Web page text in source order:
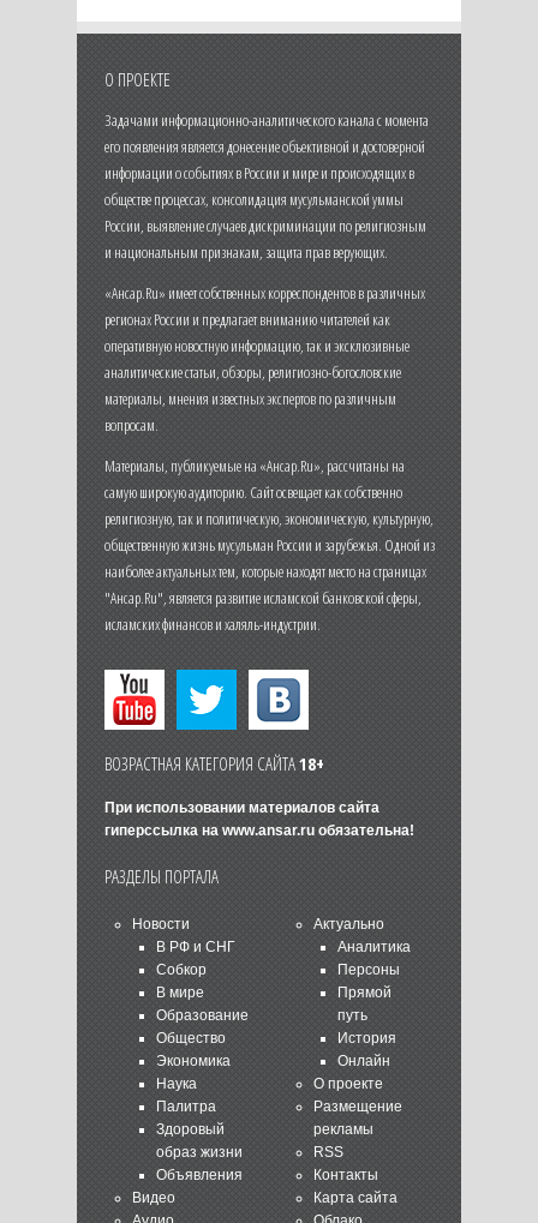
О ПРОЕКТЕ
Задачами информационно-аналитического канала с момента
его появления является донесение объективной и достоверной
информации о событиях в России и мире и происходящих в
обществе процессах, консолидация мусульманской уммы
России, выявление случаев дискриминации по религиозным
и национальным признакам, защита прав верующих.
«Ансар.Ru» имеет собственных корреспондентов в различных
регионах России и предлагает вниманию читателей как
оперативную новостную информацию, так и эксклюзивные
аналитические статьи, обзоры, религиозно-богословские
материалы, мнения известных экспертов по различным
вопросам.
Материалы, публикуемые на «Ансар.Ru», рассчитаны на
самую широкую аудиторию. Сайт освещает как собственно
религиозную, так и политическую, экономическую, культурную,
общественную жизнь мусульман России и зарубежья. Одной из
наиболее актуальных тем, которые находят место на страницах
"Ансар.Ru", является развитие исламской банковской сферы,
исламских финансов и халяль-индустрии.
ВОЗРАСТНАЯ КАТЕГОРИЯ САЙТА18+
При использовании материалов сайта
гиперссылка на www.ansar.ruобязательна!
РАЗДЕЛЫ ПОРТАЛА
Новости
В РФ и СНГ
Собкор
В мире
Образование
Общество
Экономика
Наука
Палитра
Здоровый
образ жизни
Объявления
Видео
Актуально
Аналитика
Персоны
Прямой
путь
История
Онлайн
О проекте
Размещение
рекламы
RSS
Контакты
Карта сайта